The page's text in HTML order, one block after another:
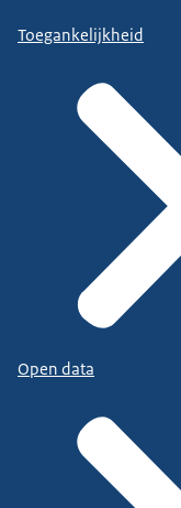
Toegankelijkheid
Open data